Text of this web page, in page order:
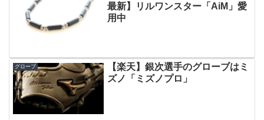
最新】リルワンスター「AiM」愛
用中
グローブ
【楽天】銀次選手のグローブはミ
ズノ「ミズノプロ」